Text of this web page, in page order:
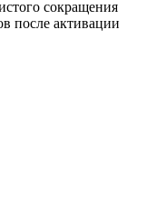
сокращения
после активации